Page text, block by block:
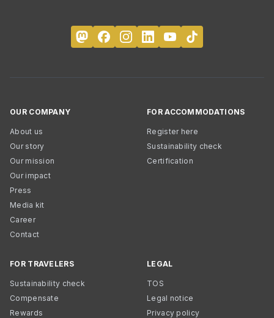
OUR COMPANY
About us
Our story
Our mission
Our impact
Press
Media kit
Career
Contact
FOR ACCOMMODATIONS
Register here
Sustainability check
Certification
FOR TRAVELERS
Sustainability check
Compensate
Rewards
LEGAL
TOS
Legal notice
Privacy policy